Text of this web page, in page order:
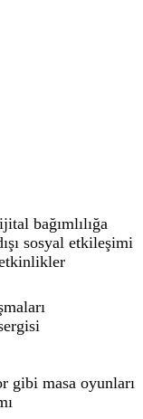
bağımlılığa
sosyal etkileşimi
gibi masa oyunları